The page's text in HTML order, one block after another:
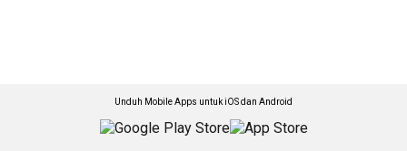
Unduh Mobile Apps untuk iOS dan Android